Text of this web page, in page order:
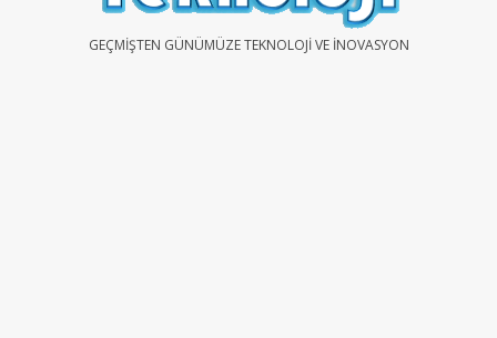
FREEGEÇMIŞTEN GÜNÜMÜZE TEKNOLOJI VE İNOVASYON